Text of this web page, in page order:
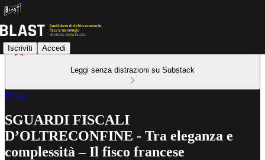
Iscriviti Accedi
Leggi senza distrazioni su Substack
Fisco
SGUARDI FISCALI
D’OLTRECONFINE - Tra eleganza e
complessità – Il fisco francese